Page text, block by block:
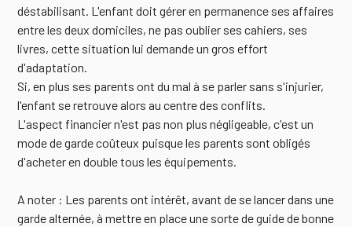
déstabilisant. L'enfant doit gérer en permanence ses affaires
entre les deux domiciles, ne pas oublier ses cahiers, ses
livres, cette situation lui demande un gros effort
d'adaptation.
Si, en plus ses parents ont du mal à se parler sans s'injurier,
l'enfant se retrouve alors au centre des conflits.
L'aspect financier n'est pas non plus négligeable, c'est un
mode de garde coûteux puisque les parents sont obligés
d'acheter en double tous les équipements.
A noter : Les parents ont intérêt, avant de se lancer dans une
garde alternée, à mettre en place une sorte de guide de bonne